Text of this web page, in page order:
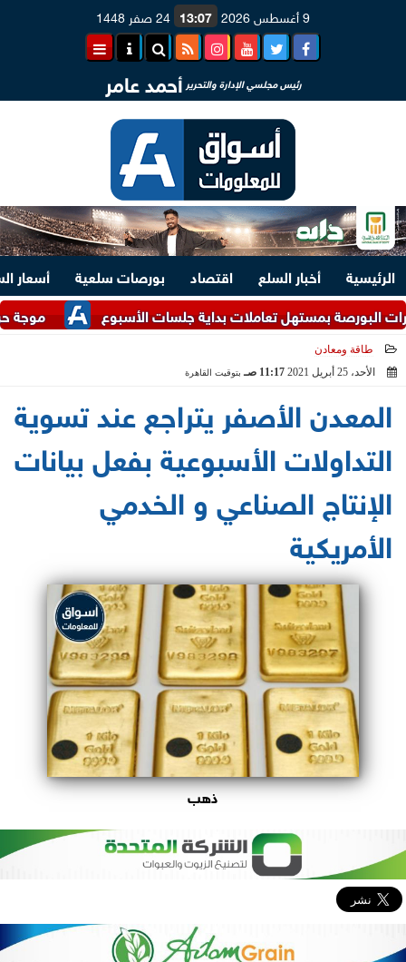
9 أغسطس 2026 13:07 24 صفر 1448
رئيس مجلسي الإدارة والتحرير أحمد عامر
الرئيسية أخبار السلع اقتصاد بورصات سلعية
أسعار
موجة حر غير
بمستهل تعاملات بداية جلسات الأسبوع
طاقة ومعادن
الأحد، 25 أبريل 2021
11:17 صـ بتوقيت القاهرة
المعدن الأصفر يتراجع عند تسوية
التداولات الأسبوعية بفعل بيانات
الإنتاج الصناعي و الخدمي
الأمريكية
ذهب